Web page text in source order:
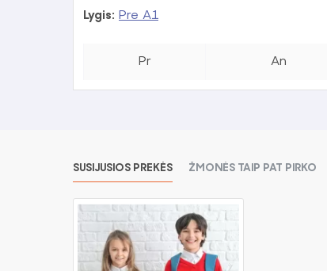
Lygis: Pre A1
Pr An
SUSIJUSIOS PREKĖS ŽMONĖS TAIP PAT PIRKO